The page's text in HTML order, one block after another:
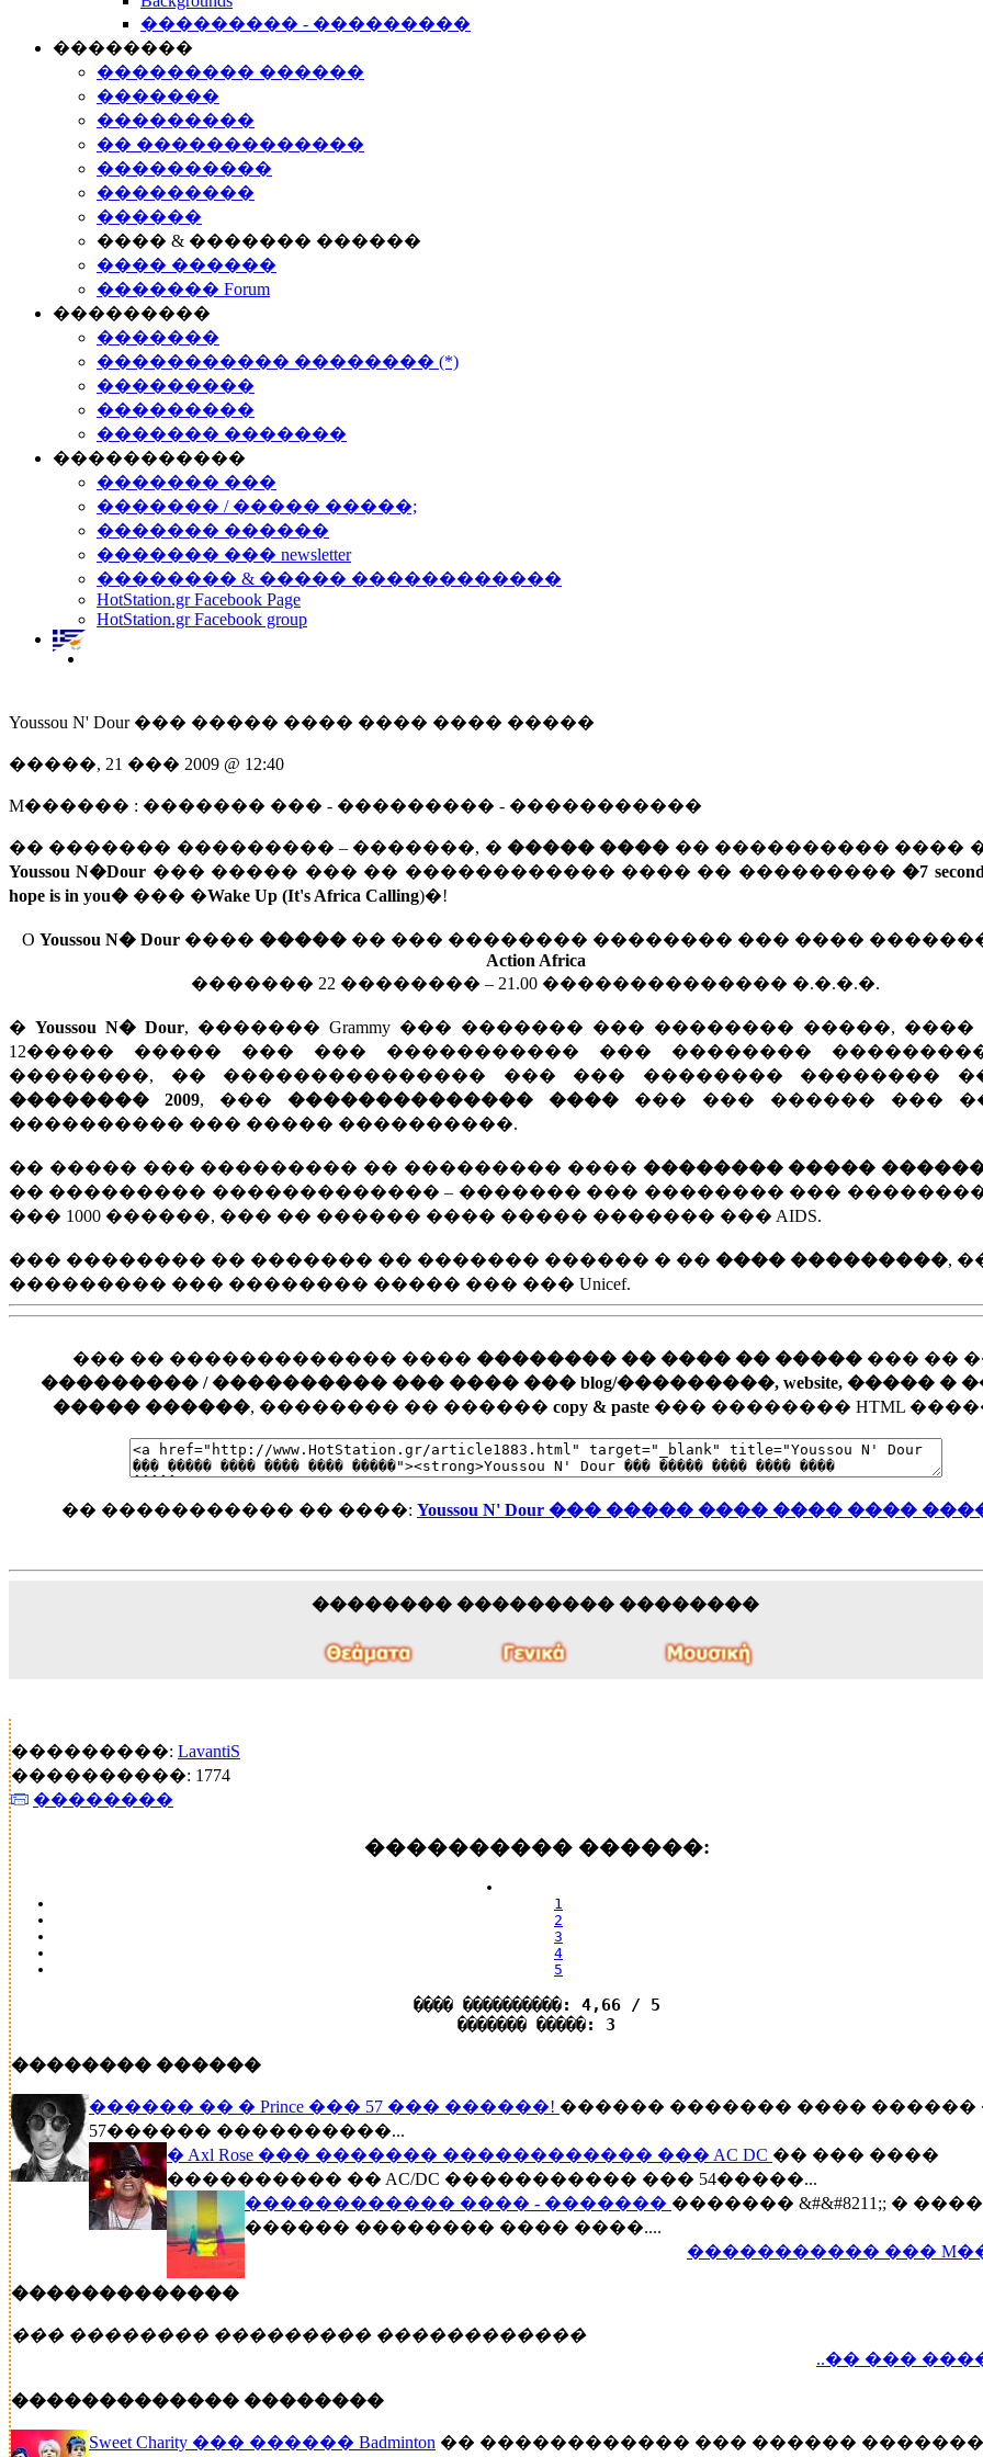
��������� - ���������
��������
��������� ������
�������
���������
�� �������������
����������
���������
������
���� & ������� ������
���� ������
������� Forum
���������
�������
����������� �������� (*)
���������
���������
������� �������
�����������
������� ���
������� / ����� �����;
������� ������
������� ��� newsletter
�������� & ����� ������������
HotStation.gr Facebook Page
HotStation.gr Facebook group
Youssou N' Dour ��� ����� ���� ���� ���� �����
�����, 21 ��� 2009 @ 12:40
M������ : ������� ��� - ��������� - �����������
�� ������� ��������� – �������, � ����� ���� �� ���������� ����
Youssou N�Dour ��� ����� ��� �� ������������ ���� �� ����������7
hope is in you� ��� �Wake Up (It's Africa Calling)�!
O Youssou N� Dour ���� ����� �� ��� �������� �������� ��� ����
Action Africa
������� 22 �������� – 21.00 �������������� �.�.�.�.
� Youssou N� Dour, ������� Grammy ��� ������� ��� �������� �����,
12����� ����� ��� ��� ����������� ��� ��������
��������, �� ��������������� ��� ��� �������� ��������
�������� 2009, ��� �������������� ���� ��� ��� ������ ���
���������� ��� ����� ����������.
�� ����� ��� ��������� �� ��������� ���� �������� �����
�� ��������� ������������� – ������� ��� �������� ���
��� 1000 ������, ��� �� ������ ���� ����� ������� ��� AIDS.
��� �������� �� ������� �� ������� ������ � �� ���� ���������,
��������� ��� �������� ����� ��� ��� Unicef.
��� �� ������������� ���� �������� �� ���� �� ����� ��� ��
��������� / ���������� ��� ���� ��� blog/���������, website, ����� �
����� ������, �������� �� ������ copy & paste��� �������� HTML
�� ����������� �� ����: Youssou N' Dour ��� ����� ���� ���� ����
�������� ��������� ��������
���������: LavantiS
����������: 1774
��������
���������� ������:
1
2
3
4
5
���� ����������: 4,66 / 5
������� �����: 3
�������� ������
������ �� � Prince ��� 57 ��� ������! ������ ������� ���� ������
57������ ����������...
� Axl Rose ��� ������� ������������ ��� AC DC �� ��� ����
���������� �� AC/DC ����������� ��� 54�����...
������������ ���� - ������� ������� &#&#8211;; �
������ �������� ���� ����....
����������� ���
�������������
��� �������� ��������� ������������
..�� ���
������������� ��������
Sweet Charity ��� ������ Badminton �� ������������ ��� ������